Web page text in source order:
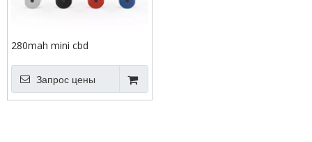
280mah mini cbd
Запрос цены